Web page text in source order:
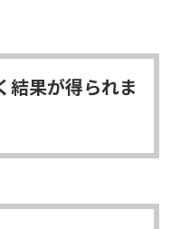
結果が得られま